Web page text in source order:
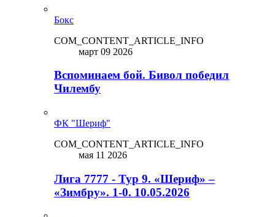
Бокс
COM_CONTENT_ARTICLE_INFO
март 09 2026
Вспоминаем бой. Бивол победил
Чилембу
ФК "Шериф"
COM_CONTENT_ARTICLE_INFO
мая 11 2026
Лига 7777 - Тур 9. «Шериф» –
«Зимбру». 1-0. 10.05.2026